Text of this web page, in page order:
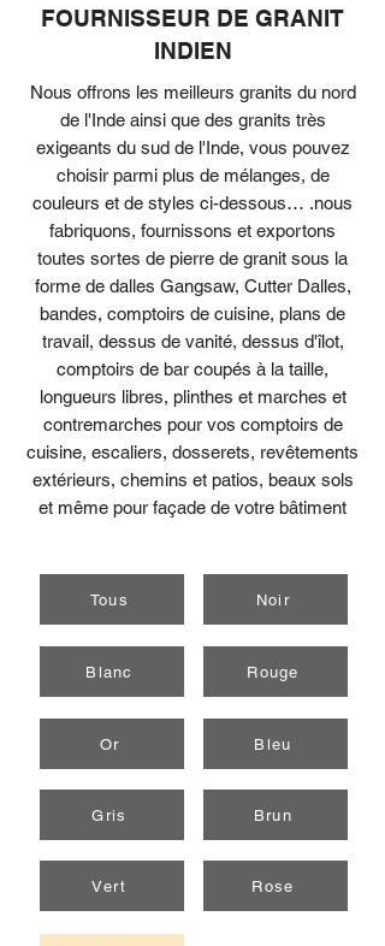
FOURNISSEUR DE GRANIT
INDIEN
Nous offrons les meilleurs granits du nord
de l'Inde ainsi que des granits très
exigeants du sud de l'Inde, vous pouvez
choisir parmi plus de mélanges, de
couleurs et de styles ci-dessous… .nous
fabriquons, fournissons et exportons
toutes sortes de pierre de granit sous la
forme de dalles Gangsaw, Cutter Dalles,
bandes, comptoirs de cuisine, plans de
travail, dessus de vanité, dessus d'îlot,
comptoirs de bar coupés à la taille,
longueurs libres, plinthes et marches et
contremarches pour vos comptoirs de
cuisine, escaliers, dosserets, revêtements
extérieurs, chemins et patios, beaux sols
et même pour façade de votre bâtiment
Tous Noir
Blanc Rouge
Or Bleu
Gris Brun
Vert Rose